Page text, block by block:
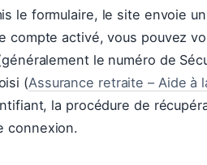
le formulaire, le site envoie
compte activé, vous pouvez
le numéro de
(Assurance retraite – Aide à
la procédure de
connexion.